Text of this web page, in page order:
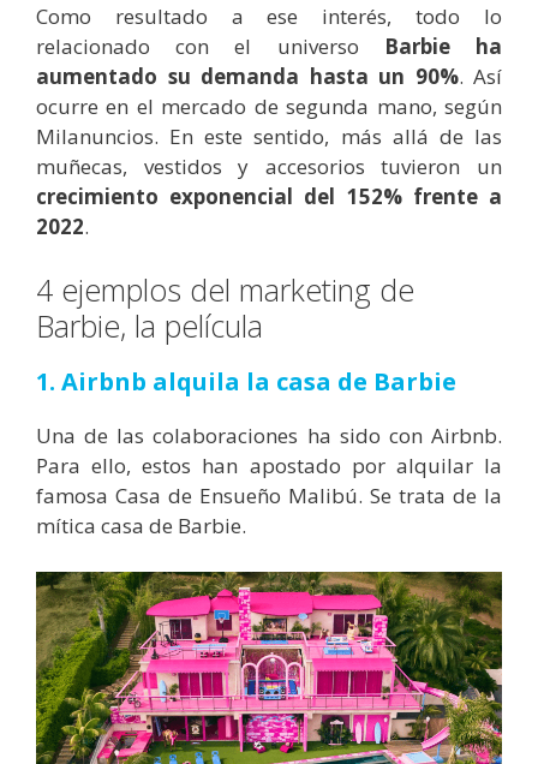
Como resultado a ese interés, todo lo
relacionado con el universo Barbie ha
aumentado su demanda hasta un 90%. Así
ocurre en el mercado de segunda mano, según
Milanuncios. En este sentido, más allá de las
muñecas, vestidos y accesorios tuvieron un
crecimiento exponencial del 152% frente a
2022.
4 ejemplos del marketing de
Barbie, la película
1. Airbnb alquila la casa de Barbie
Una de las colaboraciones ha sido con Airbnb.
Para ello, estos han apostado por alquilar la
famosa Casa de Ensueño Malibú. Se trata de la
mítica casa de Barbie.